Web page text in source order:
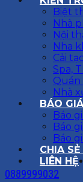
Biệt
Nhà
Nội
Nha
Cải
Spa,
Quán
Nhà
BÁO GIÁ
Báo
Báo
Báo
CHIA SẺ
LIÊN HỆ
0889999032